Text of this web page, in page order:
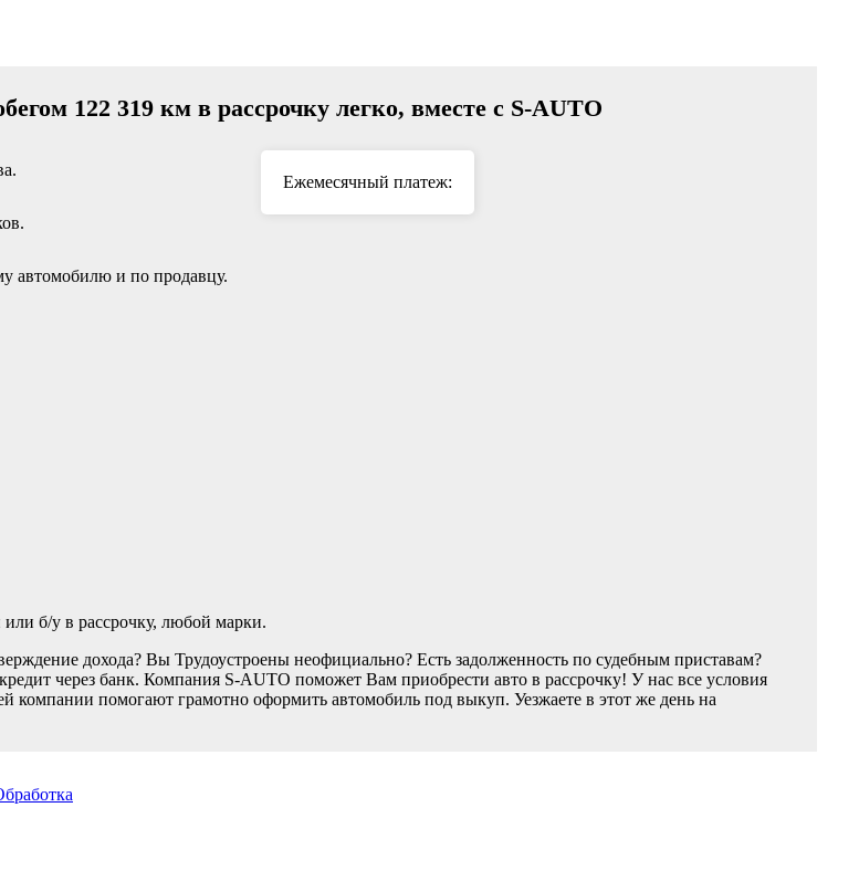
122 319 км в рассрочку легко, вместе с S-AUTO
автомобилю и по продавцу.
Ежемесячный платеж:
б/у в рассрочку, любой марки.
дохода? Вы Трудоустроены неофициально? Есть задолженность по судебным приставам?
через банк. Компания S-AUTO поможет Вам приобрести авто в рассрочку! У нас все условия
помогают грамотно оформить автомобиль под выкуп. Уезжаете в этот же день на